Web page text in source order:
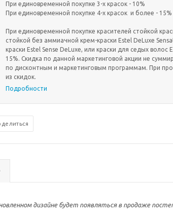
При единовременной покупке 3-х красок - 10%
При единовременной покупке 4-х красок и более - 15%
При единовременной покупке красителей стойкой
стойкой без аммиачной крем-краски Estel DeLuxe
краски Estel Sense DeLuxe, или краски для седых волос
15%. Скидка по данной маркетинговой акции не
по дисконтным и маркетинговым программам. При
из скидок.
Подробности
дизайне будет появляться в продаже